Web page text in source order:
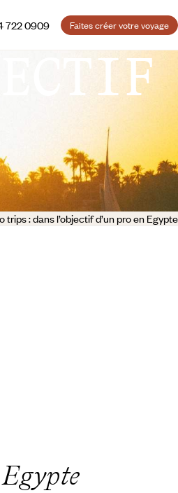
722 0909 Faites créer votre voyage
: dans l’objectif d’un pro en Egypte